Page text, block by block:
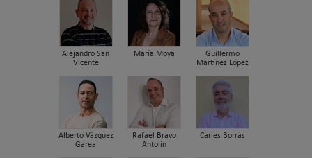
Alejandro San
Vicente
María Moya
Guillermo
Martínez López
Alberto Vázquez
Garea
Rafael Bravo
Antolín
Carles Borrás